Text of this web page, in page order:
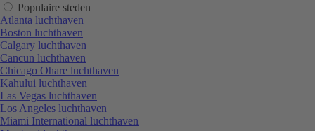
Populaire steden
Atlanta luchthaven
Boston luchthaven
Calgary luchthaven
Cancun luchthaven
Chicago Ohare luchthaven
Kahului luchthaven
Las Vegas luchthaven
Los Angeles luchthaven
Miami International luchthaven